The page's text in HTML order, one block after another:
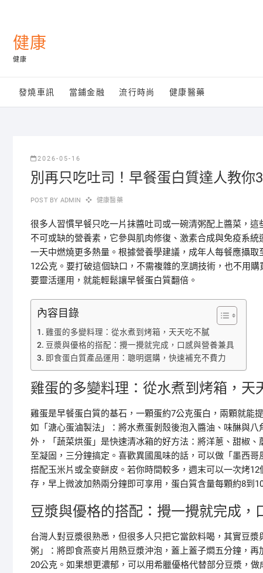
content健康
健康
發燒車訊 當鋪金融 流行時尚 健康醫藥
2026-05-16
別再只吃吐司！早餐蛋白質達人教你
POST BY ADMIN 健康醫藥
很多人習慣早餐只吃一片抹醬吐司或一碗清粥配上醬菜，
不可或缺的營養素，它參與肌肉修復、激素合成與免疫系
一天中燃燒更多熱量。根據營養學建議，成年人每餐應攝
12公克。要打破這個缺口，不需複雜的烹調技術，也不用
要靈活運用，就能輕鬆讓早餐蛋白質翻倍。
內容目錄
雞蛋的多變料理：從水煮到烤箱，天天吃不膩
豆漿與優格的搭配：攪一攪就完成，口感與營養兼具
即食蛋白質產品運用：聰明選購，快速補充不費力
雞蛋的多變料理：從水煮到烤箱，天
雞蛋是早餐蛋白質的基石，一顆蛋約7公克蛋白，兩顆就能
如「溏心蛋滷製法」：將水煮蛋剝殼後泡入醬油、味醂與
外，「蔬菜烘蛋」是快速清冰箱的好方法：將洋蔥、甜椒
至凝固，三分鐘搞定。喜歡異國風味的話，可以做「墨西
搭配玉米片或全麥餅皮。若你時間較多，週末可以一次烤
存，早上微波加熱兩分鐘即可享用，蛋白質含量每顆約8到
豆漿與優格的搭配：攪一攪就完成，
台灣人對豆漿很熟悉，但很多人只把它當飲料喝，其實豆
粥」：將即食燕麥片用熱豆漿沖泡，蓋上蓋子燜五分鐘，
20公克。如果想更濃郁，可以用希臘優格代替部分豆漿，